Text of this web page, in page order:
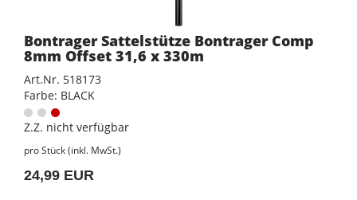
Bontrager Sattelstütze Bontrager Comp
8mm Offset 31,6 x 330m
Art.Nr. 518173
Farbe: BLACK
Z.Z. nicht verfügbar
pro Stück (inkl. MwSt.)
24,99 EUR